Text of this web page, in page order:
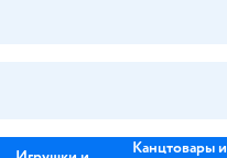
Канцтовары и